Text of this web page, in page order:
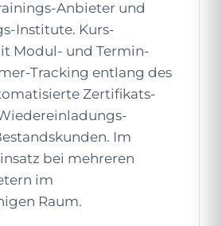
Anbieter und
Institute. Kurs-
Modul- und Termin-
Tracking entlang des
Zertifikats-
Im
bei mehreren
im
Raum.